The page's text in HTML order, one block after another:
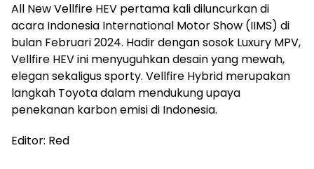
All New Vellfire HEV pertama kali diluncurkan di
acara Indonesia International Motor Show (IIMS) di
bulan Februari 2024. Hadir dengan sosok Luxury MPV,
Vellfire HEV ini menyuguhkan desain yang mewah,
elegan sekaligus sporty. Vellfire Hybrid merupakan
langkah Toyota dalam mendukung upaya
penekanan karbon emisi di Indonesia.
Editor: Red